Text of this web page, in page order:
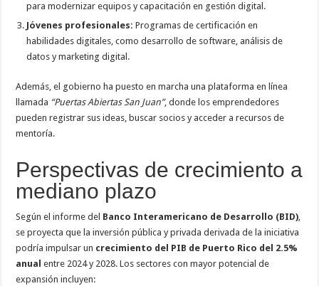
para modernizar equipos y capacitación en gestión digital.
Jóvenes profesionales: Programas de certificación en
habilidades digitales, como desarrollo de software, análisis de
datos y marketing digital.
Además, el gobierno ha puesto en marcha una plataforma en línea
llamada “Puertas Abiertas San Juan”, donde los emprendedores
pueden registrar sus ideas, buscar socios y acceder a recursos de
mentoría.
Perspectivas de crecimiento a
mediano plazo
Según el informe del Banco Interamericano de Desarrollo (BID)
se proyecta que la inversión pública y privada derivada de la iniciativa
podría impulsar un crecimiento del PIB de Puerto Rico del 2.5%
anual entre 2024 y 2028. Los sectores con mayor potencial de
expansión incluyen: